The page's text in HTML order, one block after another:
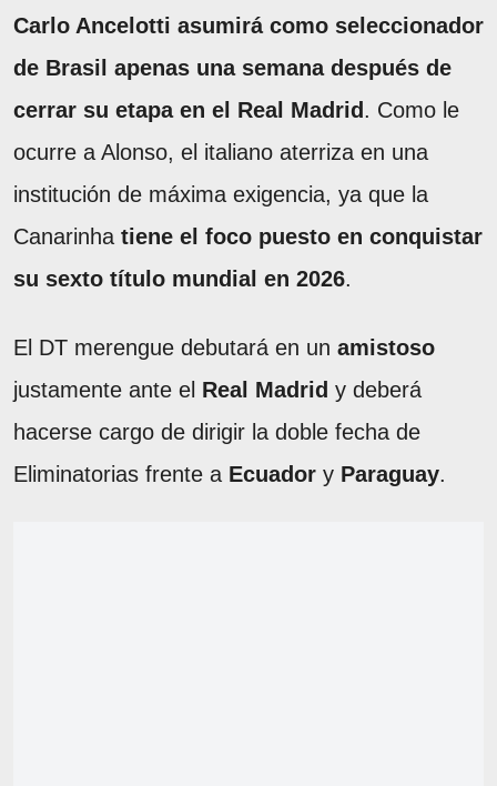
Carlo Ancelotti asumirá como seleccionador
de Brasil apenas una semana después de
cerrar su etapa en el Real Madrid . Como le
ocurre a Alonso, el italiano aterriza en una
institución de máxima exigencia, ya que la
Canarinha tiene el foco puesto en conquistar
su sexto título mundial en 2026.
El DT merengue debutará en un amistoso
justamente ante el Real Madrid y deberá
hacerse cargo de dirigir la doble fecha de
Eliminatorias frente a Ecuador y Paraguay.